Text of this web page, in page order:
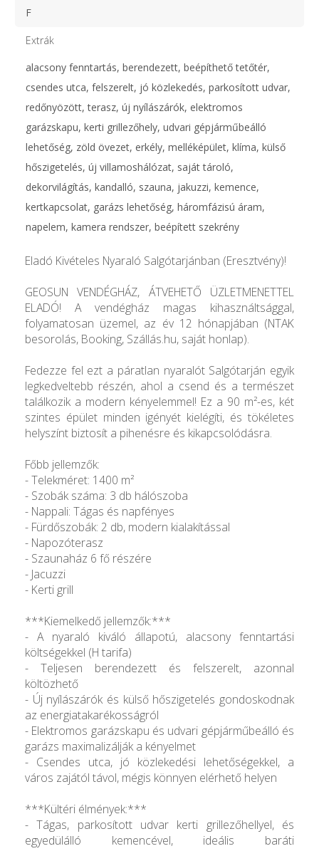
F
Extrák
alacsony fenntartás, berendezett, beépíthető tetőtér,
csendes utca, felszerelt, jó közlekedés, parkosított udvar,
redőnyözött, terasz, új nyílászárók, elektromos
garázskapu, kerti grillezőhely, udvari gépjárműbeálló
lehetőség, zöld övezet, erkély, melléképület, klíma, külső
hőszigetelés, új villamoshálózat, saját tároló,
dekorvilágítás, kandalló, szauna, jakuzzi, kemence,
kertkapcsolat, garázs lehetőség, háromfázisú áram,
napelem, kamera rendszer, beépített szekrény
Eladó Kivételes Nyaraló Salgótarjánban (Eresztvény)!
GEOSUN VENDÉGHÁZ, ÁTVEHETŐ ÜZLETMENETTEL
ELADÓ! A vendégház magas kihasználtsággal,
folyamatosan üzemel, az év 12 hónapjában (NTAK
besorolás, Booking, Szállás.hu, saját honlap).
Fedezze fel ezt a páratlan nyaralót Salgótarján egyik
legkedveltebb részén, ahol a csend és a természet
találkozik a modern kényelemmel! Ez a 90 m²-es, két
szintes épület minden igényét kielégíti, és tökéletes
helyszínt biztosít a pihenésre és kikapcsolódásra.
Főbb jellemzők:
- Telekméret: 1400 m²
- Szobák száma: 3 db hálószoba
- Nappali: Tágas és napfényes
- Fürdőszobák: 2 db, modern kialakítással
- Napozóterasz
- Szaunaház 6 fő részére
- Jacuzzi
- Kerti grill
***Kiemelkedő jellemzők:***
- A nyaraló kiváló állapotú, alacsony fenntartási
költségekkel (H tarifa)
- Teljesen berendezett és felszerelt, azonnal
költözhető
- Új nyílászárók és külső hőszigetelés gondoskodnak
az energiatakarékosságról
- Elektromos garázskapu és udvari gépjárműbeálló és
garázs maximalizálják a kényelmet
- Csendes utca, jó közlekedési lehetőségekkel, a
város zajától távol, mégis könnyen elérhető helyen
***Kültéri élmények:***
- Tágas, parkosított udvar kerti grillezőhellyel, és
egyedülálló kemencével, ideális baráti